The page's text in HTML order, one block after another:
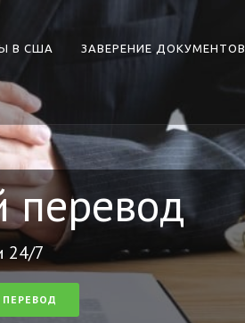
В США ЗАВЕРЕНИЕ ДОКУМЕНТОВ
перевод
24/7